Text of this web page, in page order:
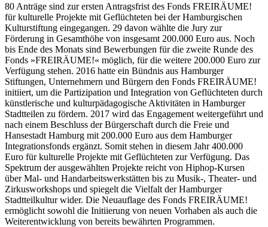
80 Anträge sind zur ersten Antragsfrist des Fonds FREIRÄUME!
für kulturelle Projekte mit Geflüchteten bei der Hamburgischen
Kulturstiftung eingegangen. 29 davon wählte die Jury zur
Förderung in Gesamthöhe von insgesamt 200.000 Euro aus. Noch
bis Ende des Monats sind Bewerbungen für die zweite Runde des
Fonds »FREIRÄUME!« möglich, für die weitere 200.000 Euro zur
Verfügung stehen. 2016 hatte ein Bündnis aus Hamburger
Stiftungen, Unternehmern und Bürgern den Fonds FREIRÄUME!
initiiert, um die Partizipation und Integration von Geflüchteten durch
künstlerische und kulturpädagogische Aktivitäten in Hamburger
Stadtteilen zu fördern. 2017 wird das Engagement weitergeführt und
nach einem Beschluss der Bürgerschaft durch die Freie und
Hansestadt Hamburg mit 200.000 Euro aus dem Hamburger
Integrationsfonds ergänzt. Somit stehen in diesem Jahr 400.000
Euro für kulturelle Projekte mit Geflüchteten zur Verfügung. Das
Spektrum der ausgewählten Projekte reicht von Hiphop-Kursen
über Mal- und Handarbeitswerkstätten bis zu Musik-, Theater- und
Zirkusworkshops und spiegelt die Vielfalt der Hamburger
Stadtteilkultur wider. Die Neuauflage des Fonds FREIRÄUME!
ermöglicht sowohl die Initiierung von neuen Vorhaben als auch die
Weiterentwicklung von bereits bewährten Programmen.